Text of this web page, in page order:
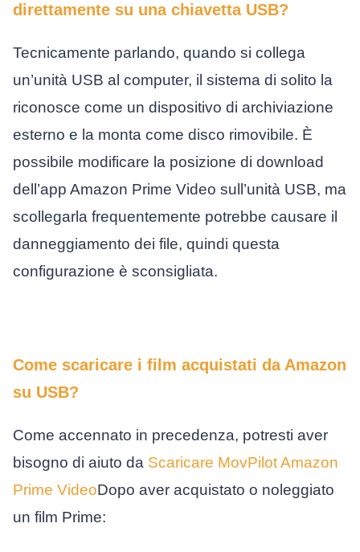
direttamente su una chiavetta USB?
Tecnicamente parlando, quando si collega
un’unità USB al computer, il sistema di solito la
riconosce come un dispositivo di archiviazione
esterno e la monta come disco rimovibile. È
possibile modificare la posizione di download
dell’app Amazon Prime Video sull’unità USB, ma
scollegarla frequentemente potrebbe causare il
danneggiamento dei file, quindi questa
configurazione è sconsigliata.
Come scaricare i film acquistati da Amazon
su USB?
Come accennato in precedenza, potresti aver
bisogno di aiuto da Scaricare MovPilot Amazon
Prime VideoDopo aver acquistato o noleggiato
un film Prime: